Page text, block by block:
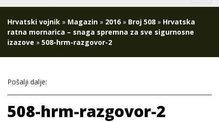
Hrvatski vojnik » Magazin » 2016 » Broj 508 » Hrvatska
ratna mornarica – snaga spremna za sve sigurnosne
izazove » 508-hrm-razgovor-2
Pošalji dalje:
508-hrm-razgovor-2